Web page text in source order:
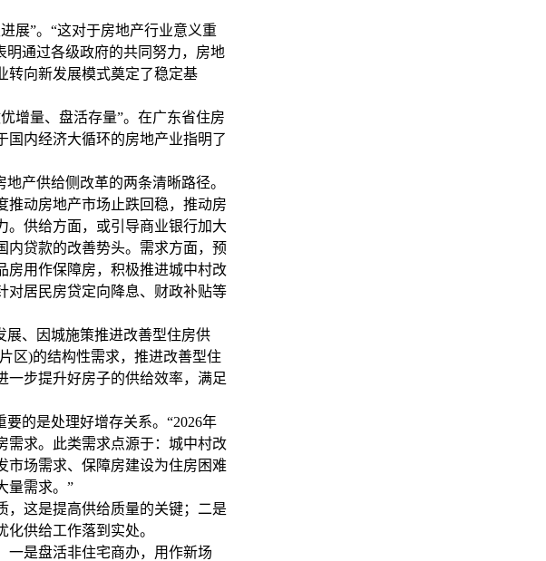
”。“这对于房地产行业意义重
明通过各级政府的共同努力，房地
转向新发展模式奠定了稳定基
量、盘活存量”。在广东省住房
国内经济大循环的房地产业指明了
产供给侧改革的两条清晰路径。
动房地产市场止跌回稳，推动房
。供给方面，或引导商业银行加大
内贷款的改善势头。需求方面，预
房用作保障房，积极推进城中村改
对居民房贷定向降息、财政补贴等
、因城施策推进改善型住房供
区)的结构性需求，推进改善型住
一步提升好房子的供给效率，满足
的是处理好增存关系。“2026年
需求。此类需求点源于：城中村改
市场需求、保障房建设为住房困难
量需求。”
这是提高供给质量的关键；二是
供给工作落到实处。
是盘活非住宅商办，用作新场